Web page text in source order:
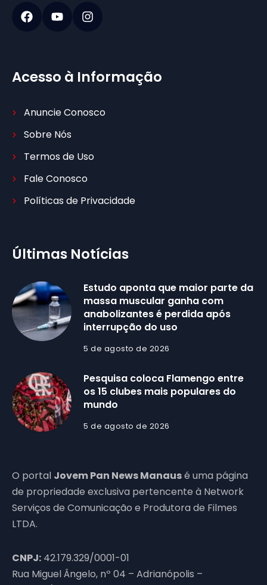
Acesso à Informação
Anuncie Conosco
Sobre Nós
Termos de Uso
Fale Conosco
Políticas de Privacidade
Últimas Notícias
Estudo aponta que maior parte da
massa muscular ganha com
anabolizantes é perdida após
interrupção do uso
5 de agosto de 2026
Pesquisa coloca Flamengo entre
os 15 clubes mais populares do
mundo
5 de agosto de 2026
O portal Jovem Pan News Manausé uma página
de propriedade exclusiva pertencente à Network
Serviços de Comunicação e Produtora de Filmes
LTDA.
CNPJ: 42.179.329/0001-01
Rua Miguel Ângelo, nº 04 – Adrianópolis –